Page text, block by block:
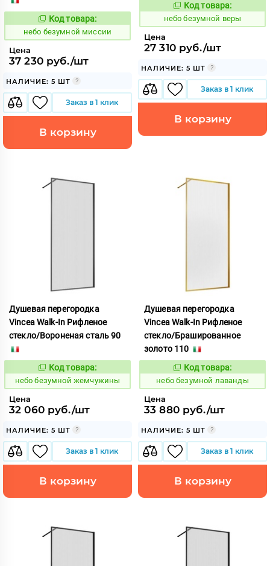
Код:
1124177
Код товара:
небо безумной миссии
Цена
37 230 руб./шт
НАЛИЧИЕ: 5 ШТ
Заказ в 1 клик
В корзину
Код:
1124133
Код товара:
небо безумной веры
Цена
27 310 руб./шт
НАЛИЧИЕ: 5 ШТ
Заказ в 1 клик
В корзину
Душевая перегородка
Vincea Walk-In Рифленое
стекло/Вороненая сталь 90
Код:
1124151
Код товара:
небо безумной жемчужины
Цена
32 060 руб./шт
НАЛИЧИЕ: 5 ШТ
Заказ в 1 клик
В корзину
Душевая перегородка
Vincea Walk-In Рифленое
стекло/Брашированное
золото 110
Код:
1124166
Код товара:
небо безумной лаванды
Цена
33 880 руб./шт
НАЛИЧИЕ: 5 ШТ
Заказ в 1 клик
В корзину